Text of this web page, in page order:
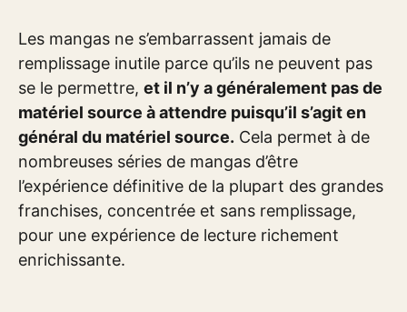
Les mangas ne s’embarrassent jamais de
remplissage inutile parce qu’ils ne peuvent pas
se le permettre, et il n’y a généralement pas de
matériel source à attendre puisqu’il s’agit en
général du matériel source. Cela permet à de
nombreuses séries de mangas d’être
l’expérience définitive de la plupart des grandes
franchises, concentrée et sans remplissage,
pour une expérience de lecture richement
enrichissante.